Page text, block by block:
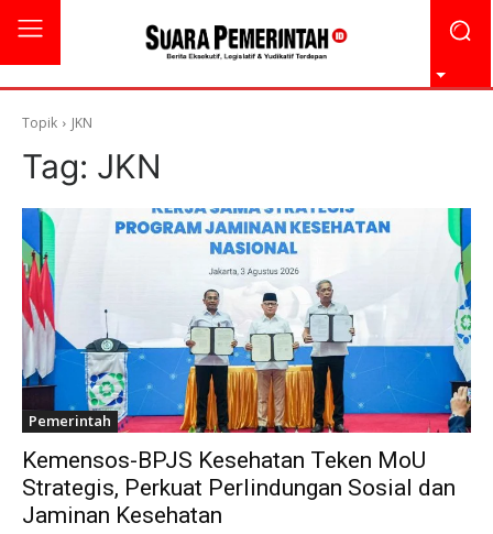
Topik JKN
Tag: JKN
Pemerintah
Kemensos-BPJS Kesehatan Teken MoU
Strategis, Perkuat Perlindungan Sosial dan
Jaminan Kesehatan